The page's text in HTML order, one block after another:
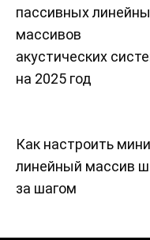
пассивных
массивов
акустических
на 2025 год
Как настроить
линейный массив
за шагом